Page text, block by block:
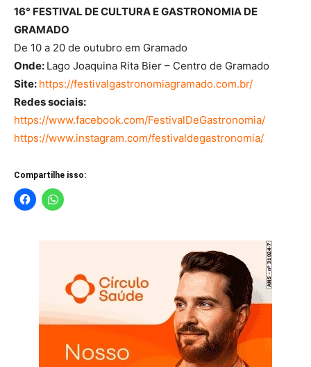
16° FESTIVAL DE CULTURA E GASTRONOMIA DE
GRAMADO
De 10 a 20 de outubro em Gramado
Onde: Lago Joaquina Rita Bier – Centro de Gramado
Site: https://festivalgastronomiagramado.com.br/
Redes sociais:
https://www.facebook.com/FestivalDeGastronomia/
https://www.instagram.com/festivaldegastronomia/
Compartilhe isso: